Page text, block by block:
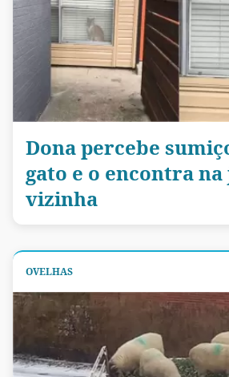
Dona percebe
gato e o encontra na
vizinha
OVELHAS